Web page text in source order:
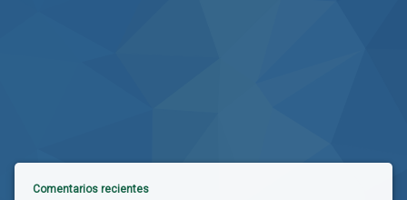
Comentarios recientes